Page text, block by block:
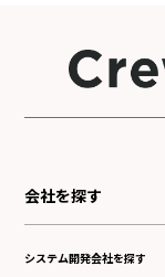
会社を探す
システム開発会社を探す